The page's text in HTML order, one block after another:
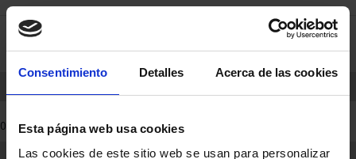
Consentimiento Detalles Acerca de las cookies
Esta página web usa cookies
Las cookies de este sitio web se usan para personalizar
saltar
contenido
Saltar
men
0
0 Productos encontrados